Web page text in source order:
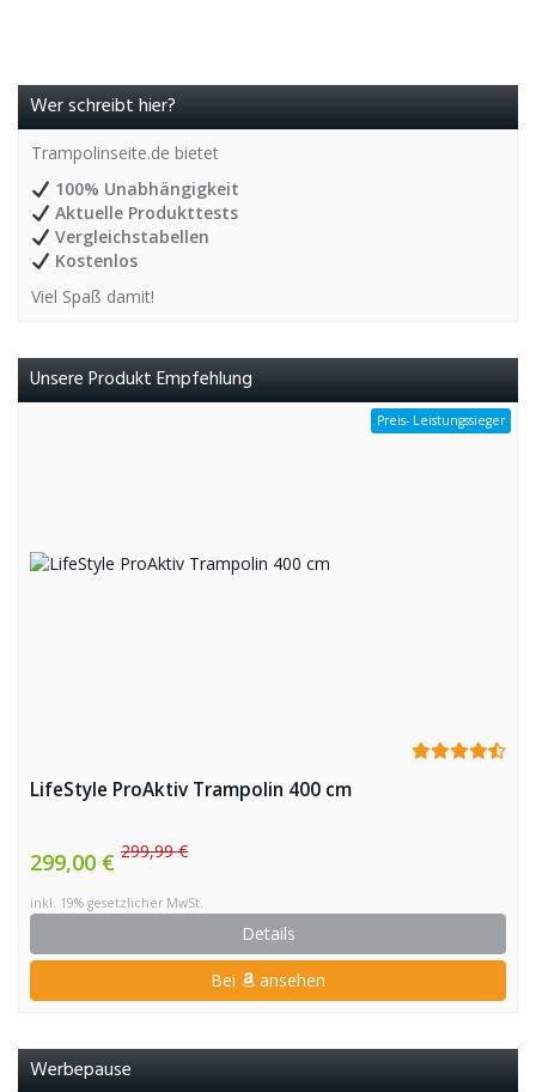
Wer schreibt hier?
Trampolinseite.de bietet
100% Unabhängigkeit
Aktuelle Produkttests
Vergleichstabellen
Kostenlos
Viel Spaß damit!
Unsere Produkt Empfehlung
Preis- Leistungssieger
LifeStyle ProAktiv Trampolin 400 cm
299,00 € 299,99 €
inkl. 19% gesetzlicher MwSt.
Details
Bei ansehen
Werbepause